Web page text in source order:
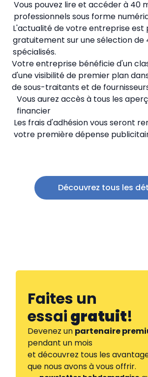
Vous pouvez lire et accéder à 40
professionnels sous forme
L'actualité de votre entreprise est
gratuitement sur une sélection de
spécialisés.
Votre entreprise bénéficie d'un
d'une visibilité de premier plan
de sous-traitants et de
Vous aurez accès à tous les
financier
Les frais d'adhésion vous seront
votre première dépense
Découvrez tous les
Faites un
essaigratuit!
Devenez un partenaire
pendant un mois
et découvrez tous les
que nous avons à vous offrir.